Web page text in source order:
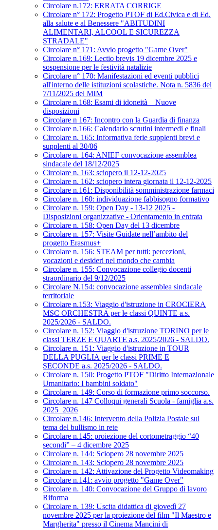
Circolare n.172: ERRATA CORRIGE
Circolare n° 172: Progetto PTOF di Ed.Civica e di Ed.
alla salute e al Benessere "ABITUDINI
ALIMENTARI, ALCOOL E SICUREZZA
STRADALE"
Circolare n° 171: Avvio progetto "Game Over"
Circolare n.169: Lectio brevis 19 dicembre 2025 e
sospensione per le festività natalizie
Circolare n° 170: Manifestazioni ed eventi pubblici
all'interno delle istituzioni scolastiche. Nota n. 5836 del
7/11/2025 del MIM
Circolare n.168: Esami di idoneità _ Nuove
disposizioni
Circolare n 167: Incontro con la Guardia di finanza
Circolare n.166: Calendario scrutini intermedi e finali
Circolare n. 165: Informativa ferie supplenti brevi e
supplenti al 30/06
Circolare n. 164: ANIEF convocazione assemblea
sindacale del 18/12/2025
Circolare n. 163: sciopero il 12-12-2025
Circolare n. 162: sciopero intera giornata il 12-12-2025
Circolare n.161: Disponibilità somministrazione farmaci
Circolare n. 160: individuazione fabbisogno formativo
Circolare n. 159: Open Day - 13-12 2025 -
Disposizioni organizzative - Orientamento in entrata
Circolare n. 158: Open Day del 13 dicembre
Circolare n. 157: Visite Guidate nell’ambito del
progetto Erasmus+
Circolare n. 156: STEAM per tutti: percezioni,
vocazioni e desideri nel mondo che cambia
Circolare n. 155: Convocazione collegio docenti
straordinario del 9/12/2025
Circolare N.154: convocazione assemblea sindacale
territoriale
Circolare n.153: Viaggio d'istruzione in CROCIERA
MSC ORCHESTRA per le classi QUINTE a.s.
2025/2026 - SALDO.
Circolare n. 152: Viaggio d'istruzione TORINO per le
classi TERZE E QUARTE a.s. 2025/2026 - SALDO.
Circolare n. 151: Viaggio d'istruzione in TOUR
DELLA PUGLIA per le classi PRIME E
SECONDE a.s. 2025/2026 - SALDO.
Circolare n. 150: Progetto PTOF "Diritto Internazionale
Umanitario: I bambini soldato"
Circolare n. 149: Corso di formazione primo soccorso.
Circolare n. 147 Colloqui generali Scuola - famiglia a.s.
2025_2026
Circolare n.146: Intervento della Polizia Postale sul
tema del bullismo in rete
Circolare n.145: proiezione del cortometraggio “40
secondi” – 4 dicembre 2025
Circolare n. 144: Sciopero 28 novembre 2025
Circolare n. 143: Sciopero 28 novembre 2025
Circolare n. 142: Attivazione del Progetto Videomaking
Circolare n.141: avvio progetto "Game Over"
Circolare n. 140: Convocazione del Gruppo di lavoro
Riforma
Circolare n. 139: Uscita didattica di giovedì 27
novembre 2025 per la proiezione del film "Il Maestro e
Margherita" presso il Cinema Mancini di